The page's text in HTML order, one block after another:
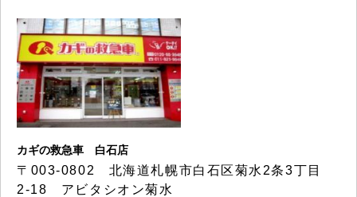
カギの救急車 白石店
〒003-0802 北海道札幌市白石区菊水2条3丁目
2-18 アビタシオン菊水